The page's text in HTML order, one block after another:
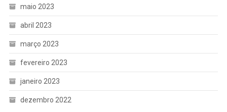
maio 2023
abril 2023
março 2023
fevereiro 2023
janeiro 2023
dezembro 2022